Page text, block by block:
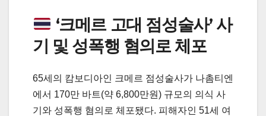
‘크메르 고대 점성술사’ 사
기 및 성폭행 혐의로 체포
65세의 캄보디아인 크메르 점성술사가 나촘티엔
에서 170만 바트(약 6,800만원) 규모의 의식 사
기와 성폭행 혐의로 체포됐다. 피해자인 51세 여